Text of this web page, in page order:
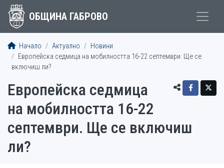
ОБЩИНА ГАБРОВО
Начало Актуално
Новини
Европейска седмица на мобилността 16-22 септември. Ще се
включиш ли?
Европейска седмица
на мобилността 16-22
септември. Ще се включиш
ли?